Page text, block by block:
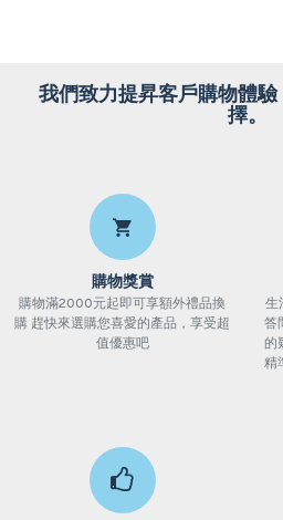
我們致力提昇客戶購物體
擇。
購物獎賞
購物滿2000元起即可享額外禮品換
購 趕快來選購您喜愛的產品，享受超
值優惠吧
生
答
的
精